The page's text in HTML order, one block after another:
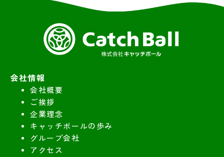
会社情報
会社概要
ご挨拶
企業理念
キャッチボールの歩み
グループ会社
アクセス